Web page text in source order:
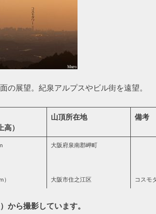
の展望。紀泉アルプスやビル街を遠望。
高）
山頂所在地 備考
大阪府泉南郡岬町
） 大阪市住之江区 コスモ
から撮影しています。